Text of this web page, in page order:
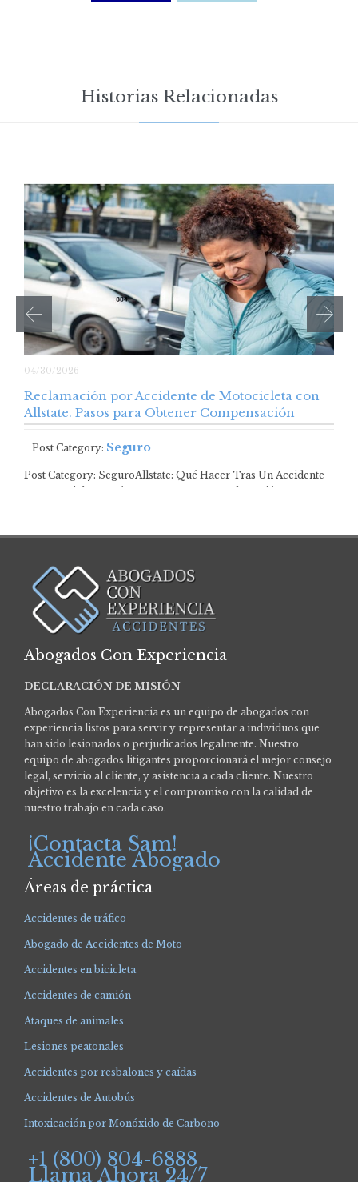
Historias Relacionadas
04/30/2026
Reclamación por Accidente de Motocicleta con
Allstate. Pasos para Obtener Compensación
Post Category: Seguro
Post Category: SeguroAllstate: Qué Hacer Tras Un Accidente
Abogados Con Experiencia
DECLARACIÓN DE MISIÓN
Abogados Con Experiencia es un equipo de abogados con
experiencia listos para servir y representar a individuos que
han sido lesionados o perjudicados legalmente. Nuestro
equipo de abogados litigantes proporcionará el mejor consejo
legal, servicio al cliente, y asistencia a cada cliente. Nuestro
objetivo es la excelencia y el compromiso con la calidad de
nuestro trabajo en cada caso.
¡Contacta Sam!
Accidente Abogado
Áreas de práctica
Accidentes de tráfico
Abogado de Accidentes de Moto
Accidentes en bicicleta
Accidentes de camión
Ataques de animales
Lesiones peatonales
Accidentes por resbalones y caídas
Accidentes de Autobús
Intoxicación por Monóxido de Carbono
+1 (800) 804-6888
Llama Ahora 24/7